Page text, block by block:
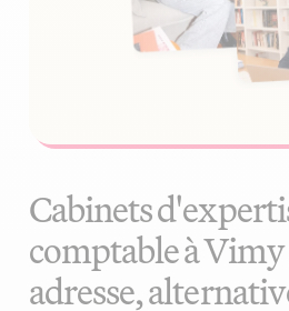
Cabinets
comptable à
adresse,